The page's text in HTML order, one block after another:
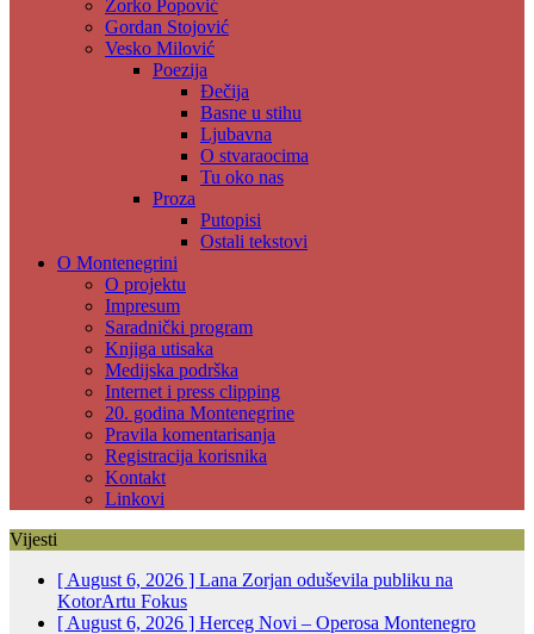
Zorko Popović
Gordan Stojović
Vesko Milović
Poezija
Đečija
Basne u stihu
Ljubavna
O stvaraocima
Tu oko nas
Proza
Putopisi
Ostali tekstovi
O Montenegrini
O projektu
Impresum
Saradnički program
Knjiga utisaka
Medijska podrška
Internet i press clipping
20. godina Montenegrine
Pravila komentarisanja
Registracija korisnika
Kontakt
Linkovi
Vijesti
[ August 6, 2026 ] Lana Zorjan oduševila publiku na
KotorArtu Fokus
[ August 6, 2026 ] Herceg Novi – Operosa Montenegro